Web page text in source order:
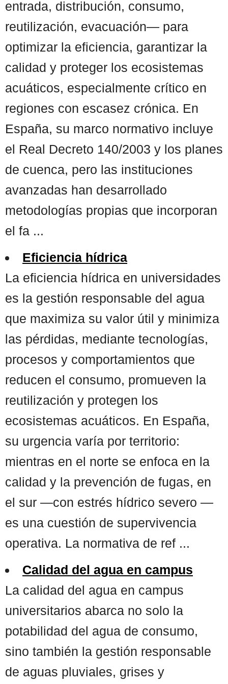
entrada, distribución, consumo,
reutilización, evacuación— para
optimizar la eficiencia, garantizar la
calidad y proteger los ecosistemas
acuáticos, especialmente crítico en
regiones con escasez crónica. En
España, su marco normativo incluye
el Real Decreto 140/2003 y los planes
de cuenca, pero las instituciones
avanzadas han desarrollado
metodologías propias que incorporan
el fa ...
Eficiencia hídrica
La eficiencia hídrica en universidades
es la gestión responsable del agua
que maximiza su valor útil y minimiza
las pérdidas, mediante tecnologías,
procesos y comportamientos que
reducen el consumo, promueven la
reutilización y protegen los
ecosistemas acuáticos. En España,
su urgencia varía por territorio:
mientras en el norte se enfoca en la
calidad y la prevención de fugas, en
el sur —con estrés hídrico severo —
es una cuestión de supervivencia
operativa. La normativa de ref ...
Calidad del agua en campus
La calidad del agua en campus
universitarios abarca no solo la
potabilidad del agua de consumo,
sino también la gestión responsable
de aguas pluviales, grises y